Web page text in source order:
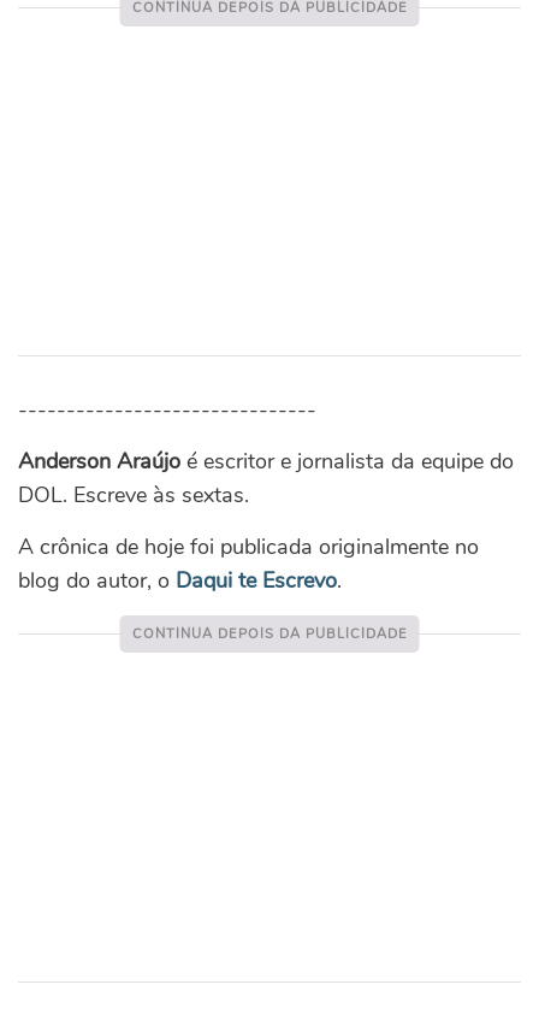
-------------------------------
Anderson Araújo é escritor e jornalista da equipe do
DOL. Escreve às sextas.
A crônica de hoje foi publicada originalmente no
blog do autor, o Daqui te Escrevo.